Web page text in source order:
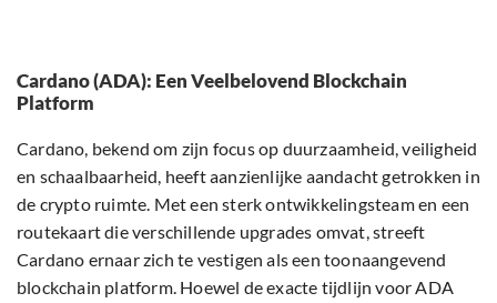
Cardano (ADA): Een Veelbelovend Blockchain
Platform
Cardano, bekend om zijn focus op duurzaamheid, veiligheid
en schaalbaarheid, heeft aanzienlijke aandacht getrokken in
de crypto ruimte. Met een sterk ontwikkelingsteam en een
routekaart die verschillende upgrades omvat, streeft
Cardano ernaar zich te vestigen als een toonaangevend
blockchain platform. Hoewel de exacte tijdlijn voor ADA